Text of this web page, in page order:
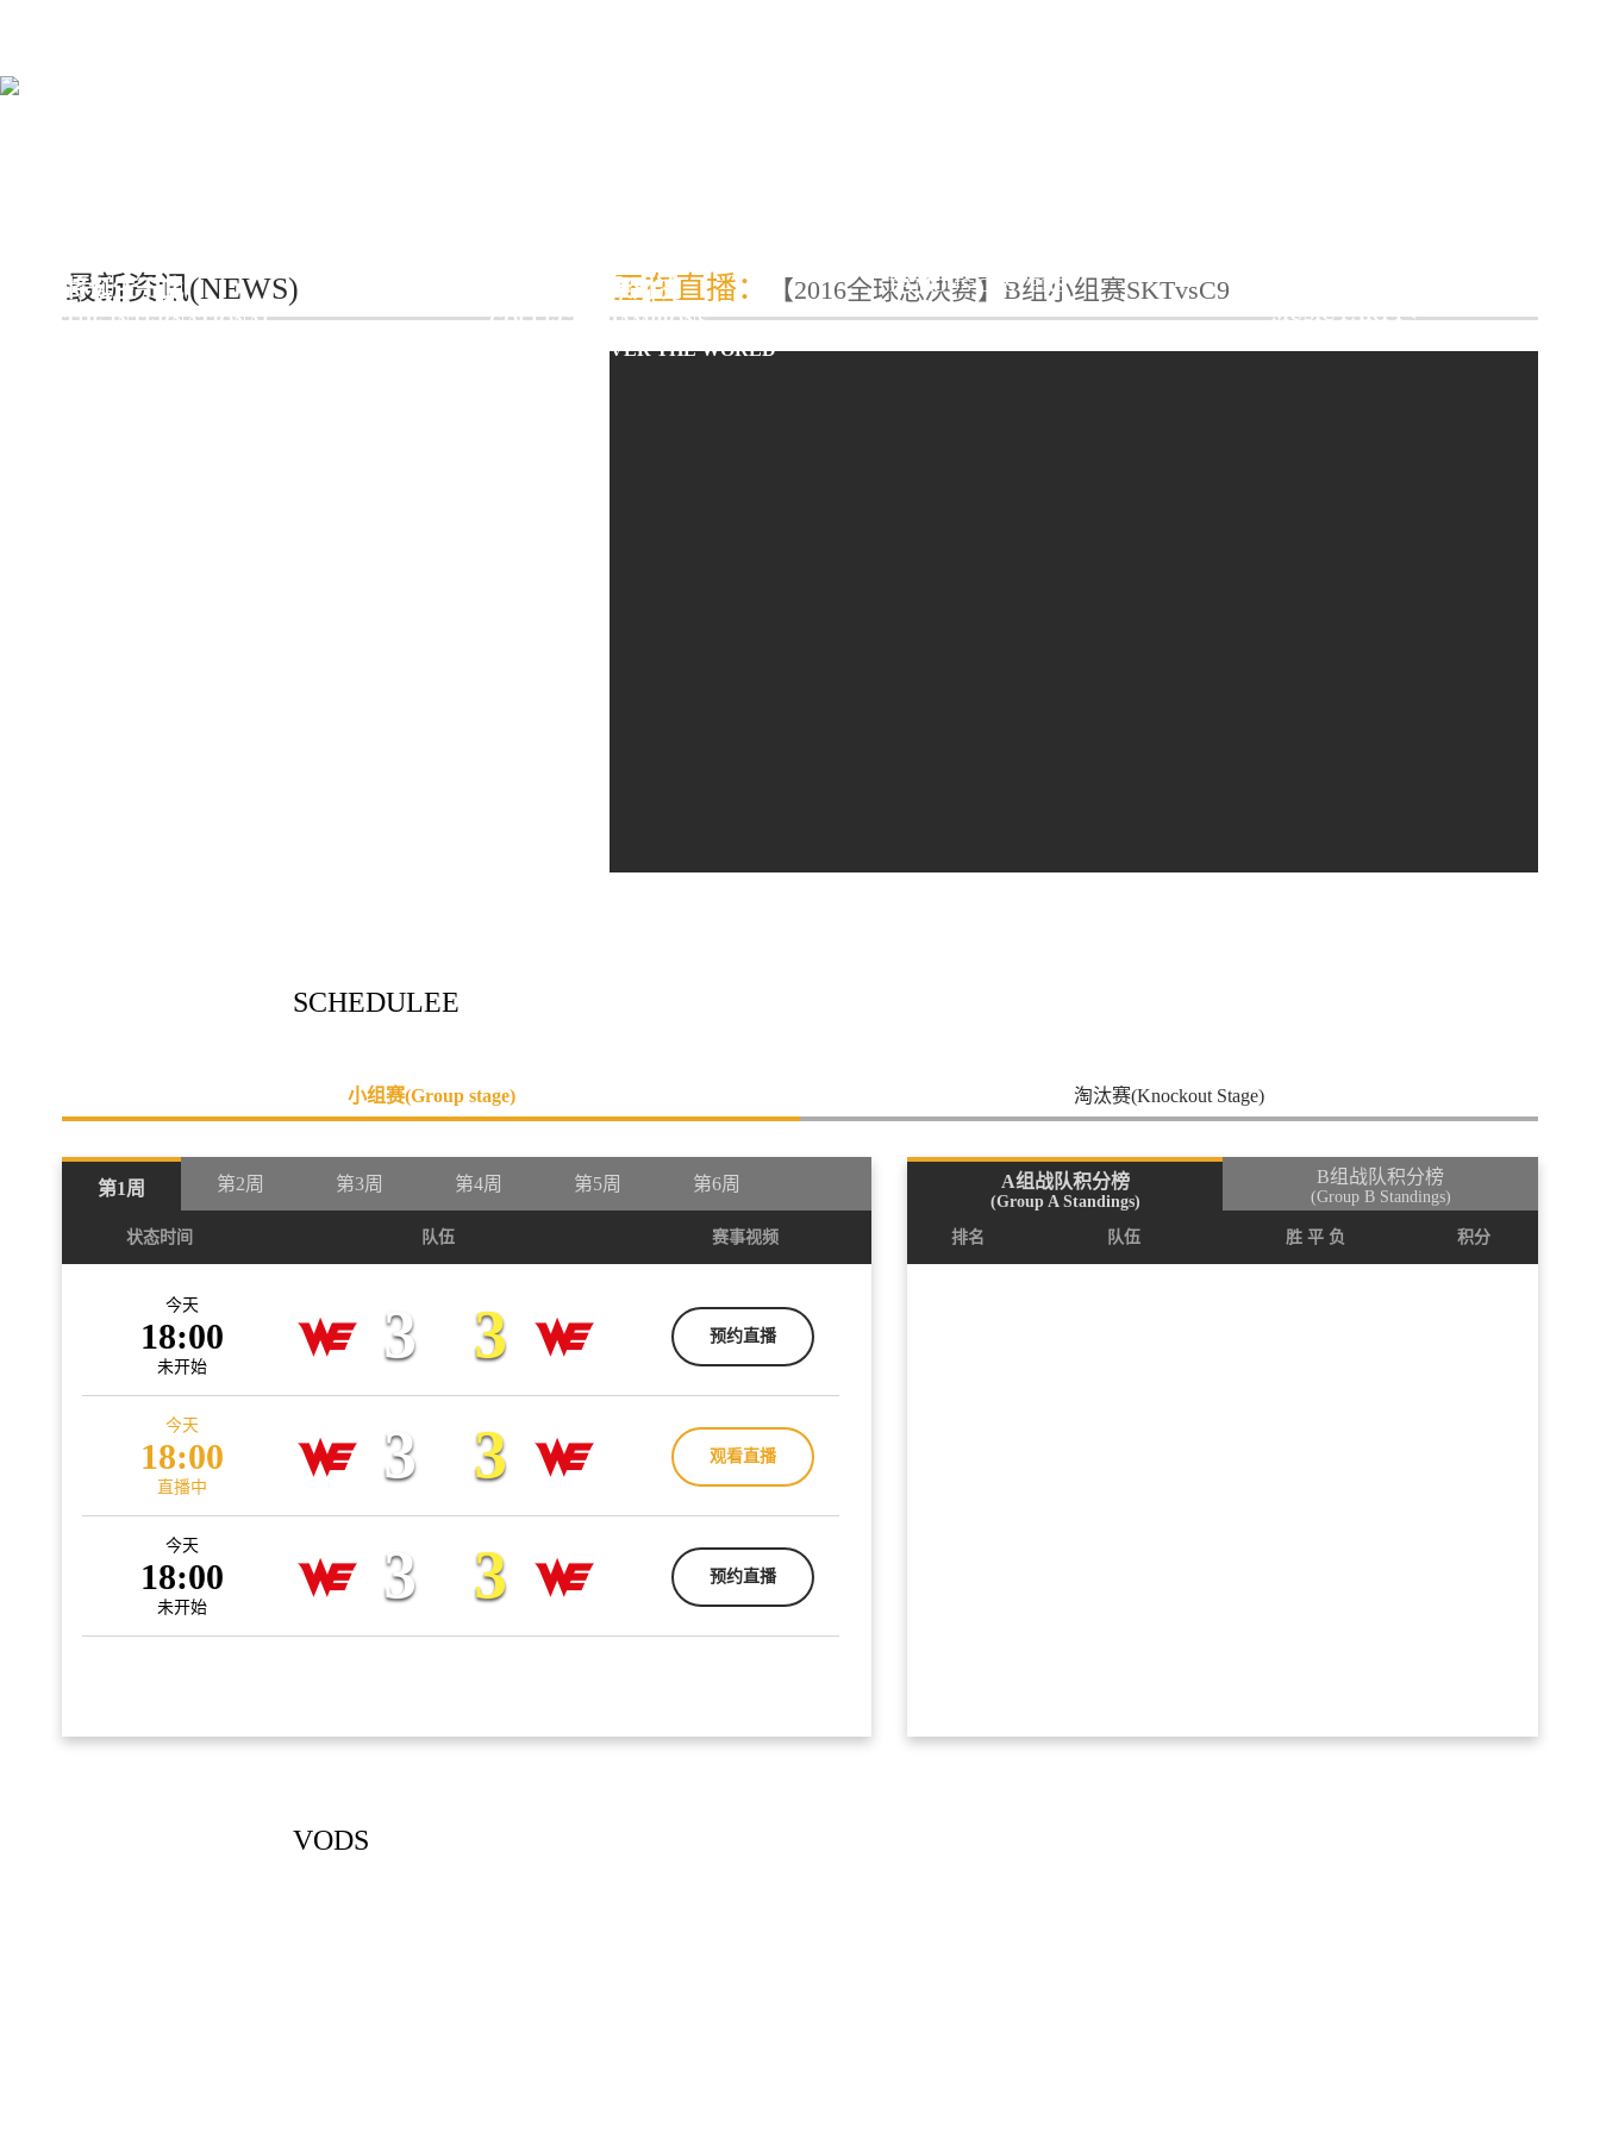
将诞生于此
THE INTERNATIONAL
冠军战队齐聚对决
COLLEGE CHAMPIONS
FROM ALL OVER THE WORLD
FAMOUS CASTERS
MUSIC PARTY<
最新资讯(NEWS) 正在直播： 【2016全球总决赛】B组小组赛SKTvsC9
SCHEDULEE
小组赛(Group stage) 淘汰赛(Knockout Stage)
第1周 第2周 第3周 第4周 第5周 第6周
状态时间 队伍 赛事视频
今天
18:00
未开始 3 3 预约直播
今天
18:00
直播中 3 3 观看直播
今天
18:00
未开始 3 3 预约直播
A组战队积分榜
(Group A Standings)
B组战队积分榜
(Group B Standings)
排名 队伍 胜 平 负 积分
VODS